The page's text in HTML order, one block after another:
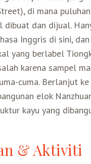
Panas
& Warisan
Wisata
– Scenic Spot
Bagian Timur
Bagian Tengah
Bagian Selatan
di mana
dibuat dan dijual.
Inggris di sini,
yang berlabel
karena sampel
cuma. Berlanjut
elok
kayu yang
& Aktiviti